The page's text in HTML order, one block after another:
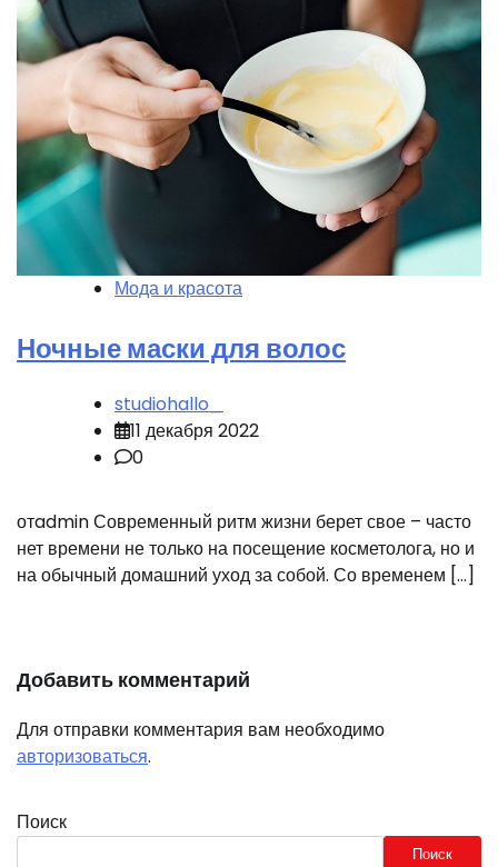
Мода и красота
Ночные маски для волос
studiohallo_
11 декабря 2022
0
отadmin Современный ритм жизни берет свое – часто
нет времени не только на посещение косметолога, но и
на обычный домашний уход за собой. Со временем […]
Добавить комментарий
Для отправки комментария вам необходимо
авторизоваться.
Поиск
Поиск